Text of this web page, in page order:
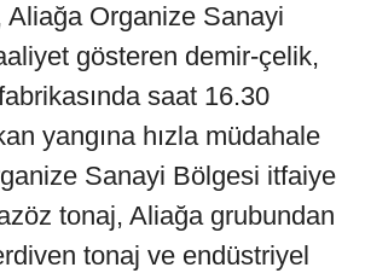
Aliağa Organize Sanayi
gösteren demir-çelik,
saat 16.30
yangına hızla müdahale
Sanayi Bölgesi itfaiye
tonaj, Aliağa grubundan
tonaj ve endüstriyel